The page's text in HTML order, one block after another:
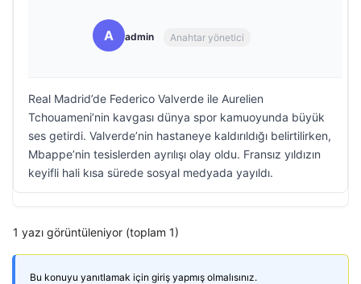
A admin Anahtar yönetici
Real Madrid’de Federico Valverde ile Aurelien
Tchouameni’nin kavgası dünya spor kamuoyunda büyük
ses getirdi. Valverde’nin hastaneye kaldırıldığı belirtilirken,
Mbappe’nin tesislerden ayrılışı olay oldu. Fransız yıldızın
keyifli hali kısa sürede sosyal medyada yayıldı.
1 yazı görüntüleniyor (toplam 1)
Bu konuyu yanıtlamak için giriş yapmış olmalısınız.